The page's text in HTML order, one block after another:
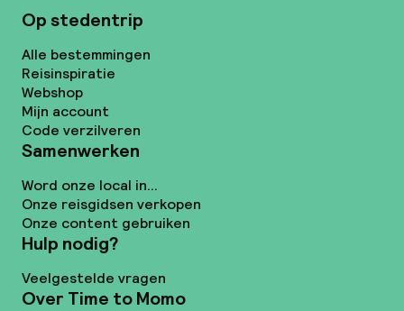
Op stedentrip
Alle bestemmingen
Reisinspiratie
Webshop
Mijn account
Code verzilveren
Samenwerken
Word onze local in...
Onze reisgidsen verkopen
Onze content gebruiken
Hulp nodig?
Veelgestelde vragen
Over Time to Momo